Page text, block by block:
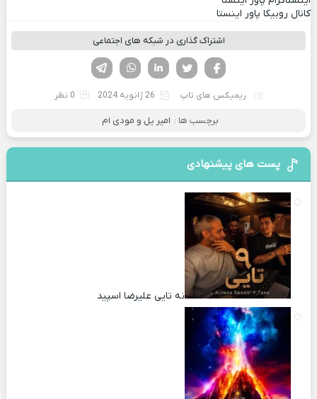
کانال روبیکا پاور اینستا
اشتراک گذاری در شبکه های اجتماعی
لینکدین تویتر
فیسوک
ریمیکس های تاپ 26 ژانویه 2024 0 نظر
برچسب ها : امیر یل و مودی ام
پست های پیشنهادی
نه تایی علیرضا اسپید